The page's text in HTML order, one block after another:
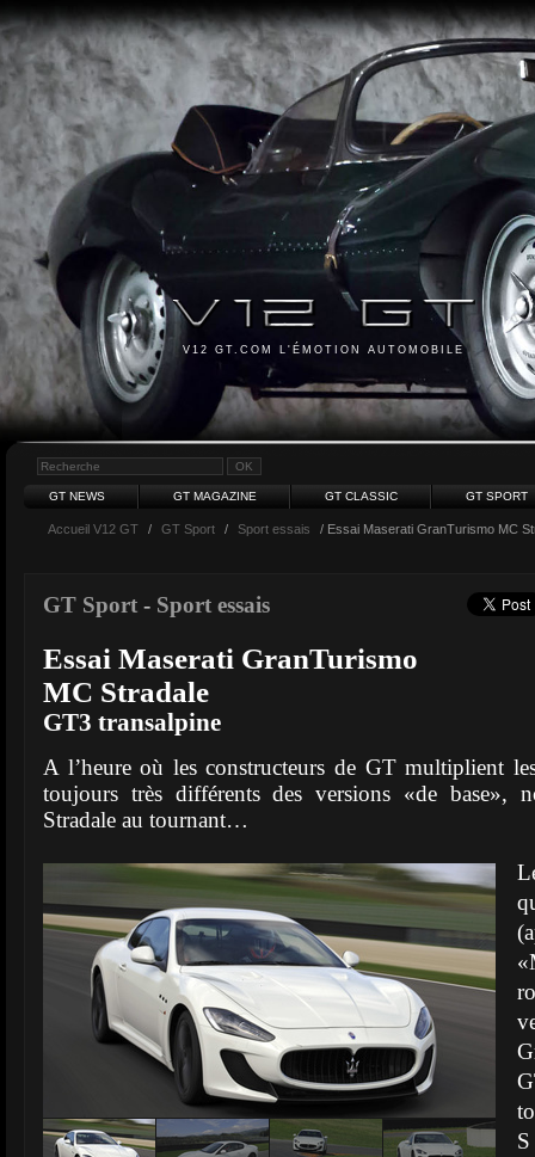
V12 GT.COM L'ÉMOTION AUTOMOBILE
GT NEWS GT MAGAZINE GT CLASSIC GT SPORT
Accueil V12 GT / GT Sport / Sport essais / Essai Maserati GranTurismo MC
GT Sport - Sport essais
Essai Maserati GranTurismo
MC Stradale
GT3 transalpine
A l’heure où les constructeurs de GT multiplient
toujours très différents des versions «de base»,
Stradale au tournant…